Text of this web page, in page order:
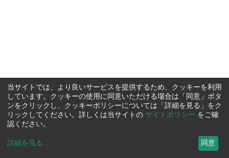
当サイトでは、より良いサービスを提供するため、クッキーを利用
しています。クッキーの使用に同意いただける場合は「同意」ボタ
ンをクリックし、クッキーポリシーについては「詳細を見る」をク
リックしてください。詳しくは当サイトの サイトポリシー をご確
認ください。
詳細を見る ... 同意